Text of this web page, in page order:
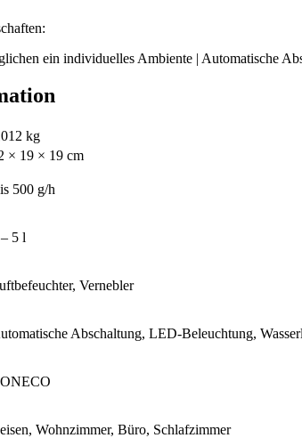
ein individuelles Ambiente | Automatische
kg
× 19 × 19 cm
500 g/h
5 l
Vernebler
Abschaltung, LED-Beleuchtung,
Wohnzimmer, Büro, Schlafzimmer